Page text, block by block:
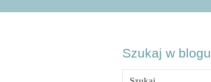
Szukaj w blogu